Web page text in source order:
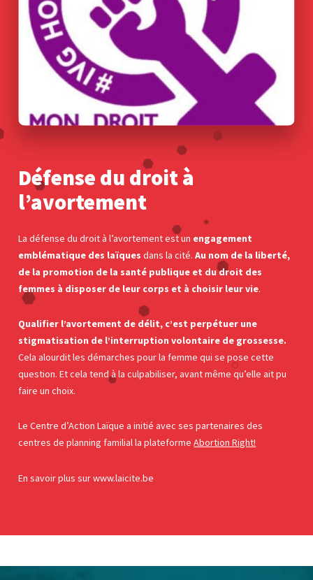
Défense du droit à
l’avortement
La défense du droit à l’avortement est un engagement
emblématique des laïques dans la cité.Au nom de la liberté,
de la promotion de la santé publique et du droit des
femmes à disposer de leur corps et à choisir leur vie.
Qualifier l’avortement de délit, c’est perpétuer une
stigmatisation de l’interruption volontaire de grossesse.
Cela alourdit les démarches pour la femme qui se pose cette
question. Et cela tend à la culpabiliser, avant même qu’elle ait pu
faire un choix.
Le Centre d’Action Laïque a initié avec ses partenaires des
centres de planning familial la plateformeAbortion Right!
En savoir plus sur www.laicite.be